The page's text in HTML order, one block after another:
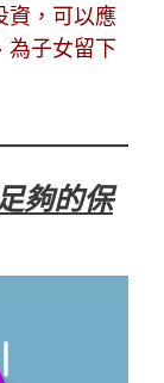
資，可以應
為子女留下
夠的保